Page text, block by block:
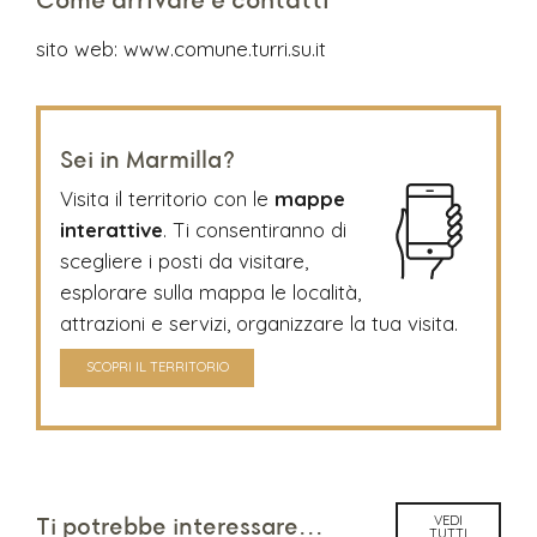
sito web: www.comune.turri.su.it
Sei in Marmilla?
Visita il territorio con le mappe
interattive. Ti consentiranno di
scegliere i posti da visitare,
esplorare sulla mappa le località,
attrazioni e servizi, organizzare la tua visita.
SCOPRI IL TERRITORIO
Ti potrebbe interessare... VEDI
TUTTI